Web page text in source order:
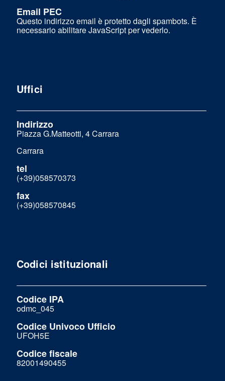
Email PEC
Questo indirizzo email è protetto dagli spambots. È
necessario abilitare JavaScript per vederlo.
Uffici
Indirizzo
Piazza G.Matteotti, 4 Carrara
Carrara
tel
(+39)058570373
fax
(+39)058570845
Codici istituzionali
Codice IPA
odmc_045
Codice Univoco Ufficio
UFOH5E
Codice fiscale
82001490455